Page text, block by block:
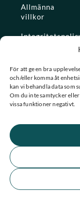
För att ge en bra
och/eller komma åt
kan vi behandla data som
Om du inte samtycker
vissa funktioner negativt.
Allmänna
villkor
Konto
★ Trustpilot
Se alla våra
© 2026 Spashopen.